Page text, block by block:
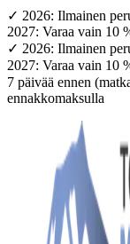
✓ 2026: Ilmainen
2027: Varaa vain 10
✓ 2026: Ilmainen
2027: Varaa vain 10
7 päivää ennen
ennakkomaksulla